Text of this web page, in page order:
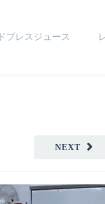
プレスジュース
NEXT